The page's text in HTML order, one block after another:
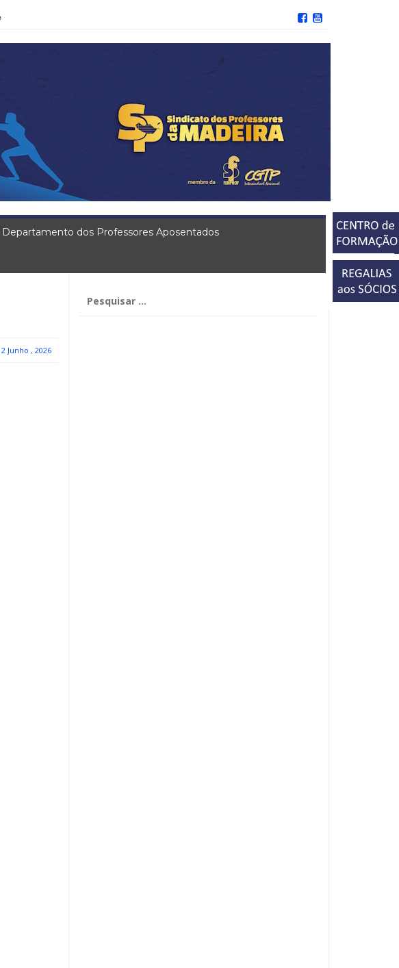
Departamento dos Professores Aposentados
2 Junho , 2026
por: